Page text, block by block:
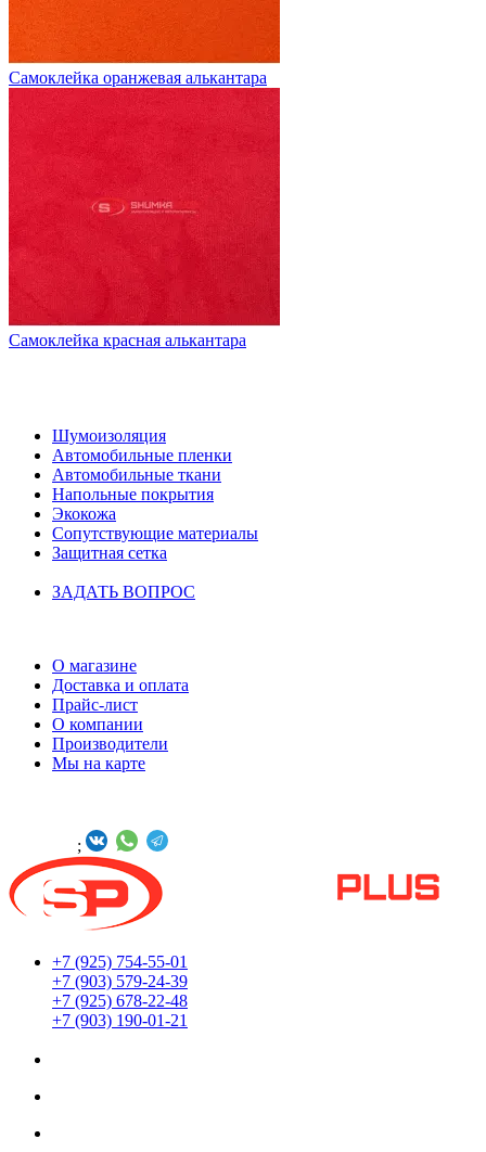
Самоклейка оранжевая алькантара
Самоклейка красная алькантара
Шумоизоляция
Автомобильные пленки
Автомобильные ткани
Напольные покрытия
Экокожа
Сопутствующие материалы
Защитная сетка
ЗАДАТЬ ВОПРОС
О магазине
Доставка и оплата
Прайс-лист
О компании
Производители
Мы на карте
;
+7 (925) 754-55-01
+7 (903) 579-24-39
+7 (925) 678-22-48
+7 (903) 190-01-21